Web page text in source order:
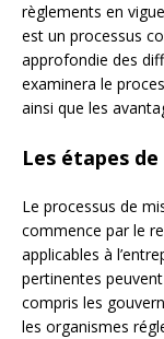
règlements en
est un processus
approfondie des
examinera le
ainsi que les
Les étapes
Le processus de
commence par le
applicables à
pertinentes
compris les
les organismes